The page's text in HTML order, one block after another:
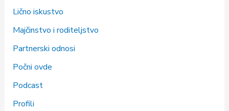
Lično iskustvo
Majčinstvo i roditeljstvo
Partnerski odnosi
Počni ovde
Podcast
Profili